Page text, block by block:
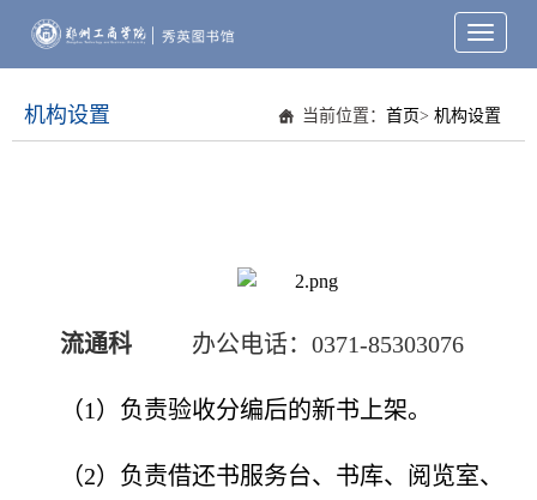
Toggle
机构设置 当前位置： 首页> 机构设置
流通科 办公电话：0371-85303076
（1）负责验收分编后的新书上架。
（2）负责借还书服务台、书库、阅览室、